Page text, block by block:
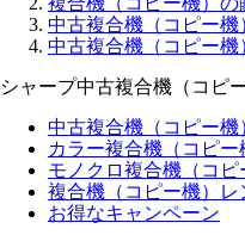
中古複合機（コピー
中古複合機（コピー
シャープ中古複合機（コピー
中古複合機（コピー機
カラー複合機（コピー
モノクロ複合機（コピ
複合機（コピー機）レ
お得なキャンペーン